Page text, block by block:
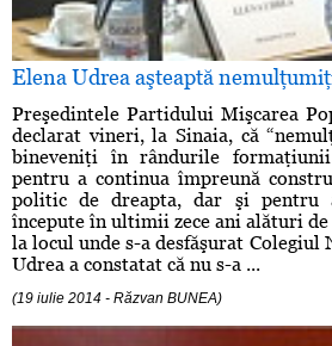
Elena Udrea aşteaptă
Preşedintele Partidului Mişcarea
declarat vineri, la Sinaia, că
bineveniţi în rândurile
pentru a continua împreună
politic de dreapta, dar şi pentru
începute în ultimii zece ani alături de
la locul unde s-a desfăşurat Colegiul
Udrea a constatat că nu s-a ...
(19 iulie 2014 - Răzvan BUNEA)